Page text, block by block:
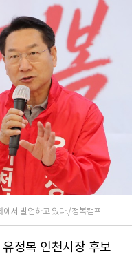
에서 발언하고 있다./정복캠프
정복 인천시장 후보